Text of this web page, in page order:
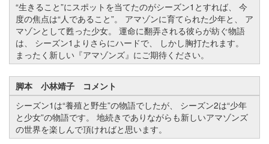
“生きること”にスポットを当てたのがシーズン1とすれば、 今
度の焦点は“人であること”。 アマゾンに育てられた少年と、 ア
マゾンとして甦った少女。 運命に翻弄される彼らが紡ぐ物語
は、 シーズン1よりさらにハードで、 しかし胸打たれます。
まったく新しい『アマゾンズ』にご期待ください。
脚本 小林靖子 コメント
シーズン1は“養殖と野生”の物語でしたが、 シーズン2は“少年
と少女”の物語です。 地続きでありながらも新しいアマゾンズ
の世界を楽しんで頂ければと思います。